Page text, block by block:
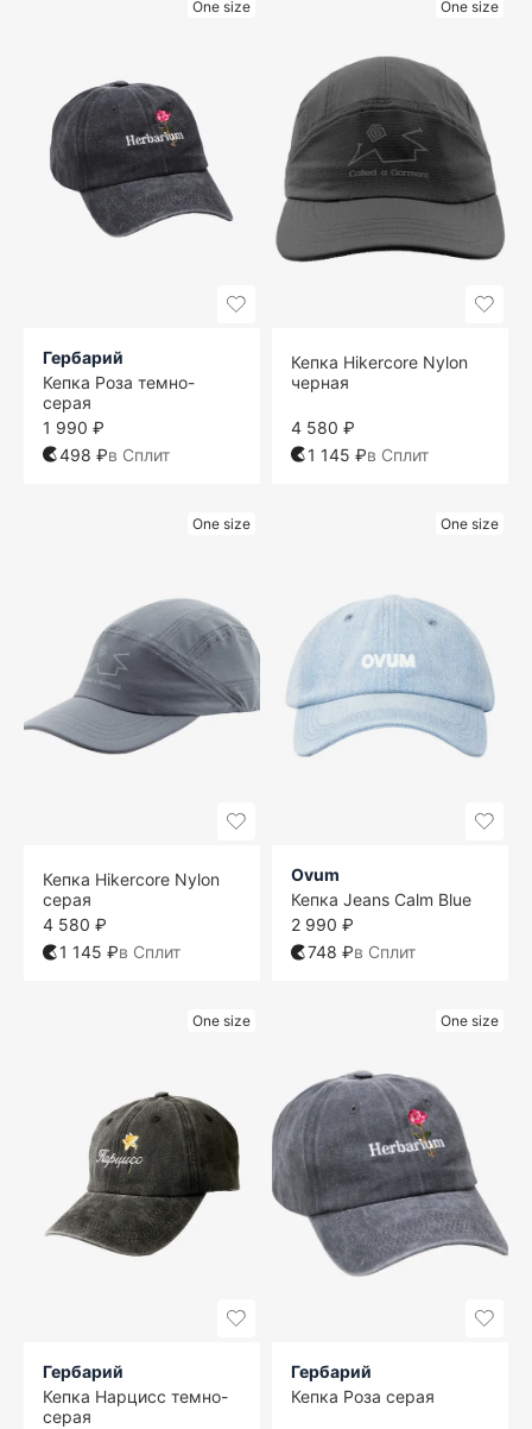
One size
Гербарий
Кепка Роза темно-
серая
1 990 ₽
498 ₽в Сплит
One size
Кепка Hikercore Nylon
черная
4 580 ₽
1 145 ₽в Сплит
One size
Кепка Hikercore Nylon
серая
4 580 ₽
1 145 ₽в Сплит
One size
Ovum
Кепка Jeans Calm Blue
2 990 ₽
748 ₽в Сплит
One size
Гербарий
Кепка Нарцисс темно-
серая
One size
Гербарий
Кепка Роза серая